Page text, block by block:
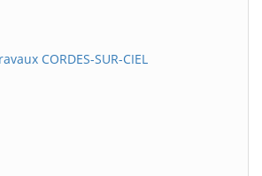
CORDES-SUR-CIEL